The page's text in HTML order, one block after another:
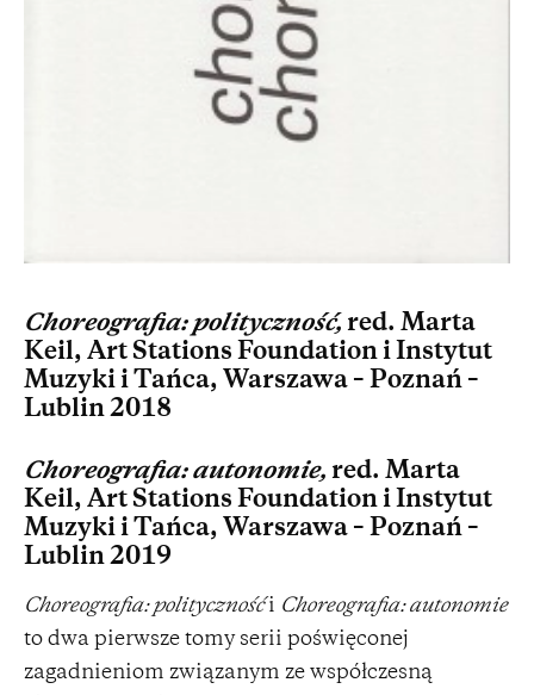
Choreografia: polityczność, red. Marta
Keil, Art Stations Foundation i Instytut
Muzyki i Tańca, Warszawa – Poznań –
Lublin 2018
Choreografia: autonomie, red. Marta
Keil, Art Stations Foundation i Instytut
Muzyki i Tańca, Warszawa – Poznań –
Lublin 2019
Choreografia: politycznośći Choreografia: autonomie
to dwa pierwsze tomy serii poświęconej
zagadnieniom związanym ze współczesną